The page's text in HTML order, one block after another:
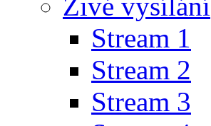
Živé vysílání
Stream 1
Stream 2
Stream 3